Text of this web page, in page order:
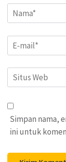
Name*
Email*
Situs
Web
Simpan nama,
ini untuk